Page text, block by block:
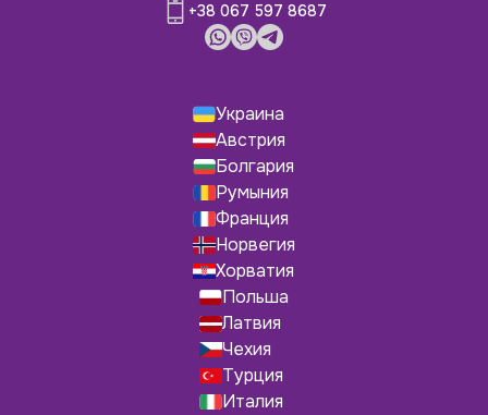
+38 067 597 8687
Украина
Австрия
Болгария
Румыния
Франция
Норвегия
Хорватия
Польша
Латвия
Чехия
Турция
Италия